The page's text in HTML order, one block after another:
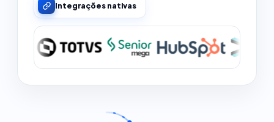
Integrações nativas